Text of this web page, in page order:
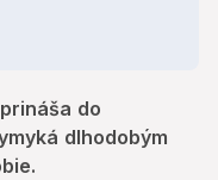
do
dlhodobým